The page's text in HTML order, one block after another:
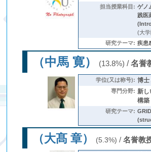
担当授業科目: ゲノ
践医
(大
研究テーマ: 疾患
（中馬 寛） (13.8%) /名誉
学位(又は称号): 博士
専門分野: 新し
構築
研究テーマ:
（大髙 章） (5.3%) /名誉教